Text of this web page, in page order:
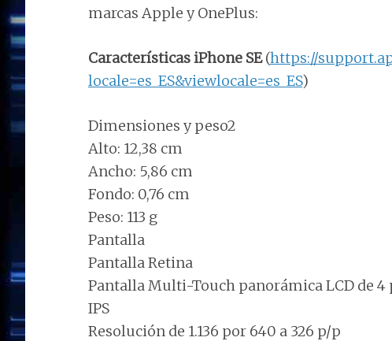
marcas Apple y OnePlus:
Características iPhone SE(https://
locale=es_ES&viewlocale=es_ES)
Dimensiones y peso2
Alto: 12,38 cm
Ancho: 5,86 cm
Fondo: 0,76 cm
Peso: 113 g
Pantalla
Pantalla Retina
Pantalla Multi-Touch panorámica LCD de
IPS
Resolución de 1.136 por 640 a 326 p/p